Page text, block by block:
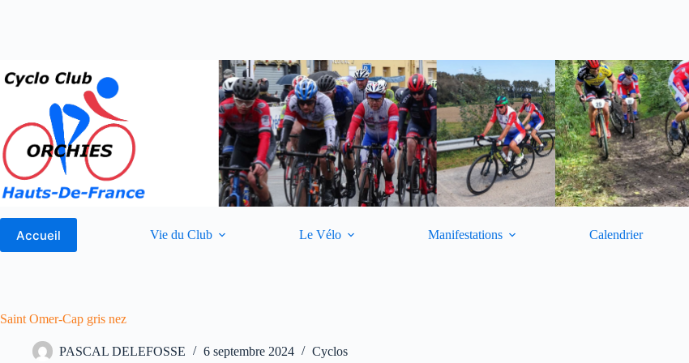
Accueil Vie du Club Le Vélo Manifestations Calendrier
Saint Omer-Cap gris nez
PASCAL DELEFOSSE 6 septembre 2024 Cyclos